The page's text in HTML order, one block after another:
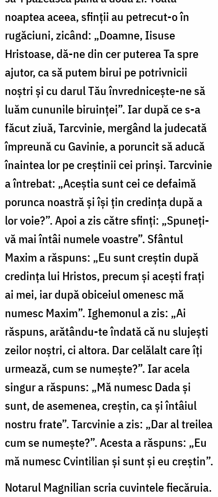
noaptea aceea, sfinții au petrecut-o în
rugăciuni, zicând: „Doamne, Iisuse
Hristoase, dă-ne din cer puterea Ta spre
ajutor, ca să putem birui pe potrivnicii
noștri și cu darul Tău învrednicește-ne să
luăm cununile biruinței”. Iar după ce s-a
făcut ziuă, Tarcvinie, mergând la judecată
împreună cu Gavinie, a poruncit să aducă
înaintea lor pe creștinii cei prinși. Tarcvinie
a întrebat: „Aceștia sunt cei ce defaimă
porunca noastră și își țin credința după a
lor voie?”. Apoi a zis către sfinți: „Spuneți-
vă mai întâi numele voastre”. Sfântul
Maxim a răspuns: „Eu sunt creștin după
credința lui Hristos, precum și acești frați
ai mei, iar după obiceiul omenesc mă
numesc Maxim”. Ighemonul a zis: „Ai
răspuns, arătându-te îndată că nu slujești
zeilor noștri, ci altora. Dar celălalt care îți
urmează, cum se numește?”. Iar acela
singur a răspuns: „Mă numesc Dada și
sunt, de asemenea, creștin, ca și întâiul
nostru frate”. Tarcvinie a zis: „Dar al treilea
cum se numește?”. Acesta a răspuns: „Eu
mă numesc Cvintilian și sunt și eu creștin”.
Notarul Magnilian scria cuvintele fiecăruia.